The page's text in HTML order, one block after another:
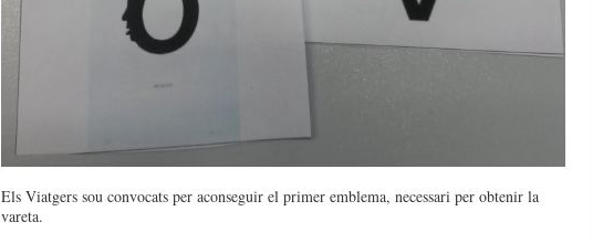
Els Viatgers sou convocats per aconseguir el primer emblema, necessari per obtenir la
vareta.